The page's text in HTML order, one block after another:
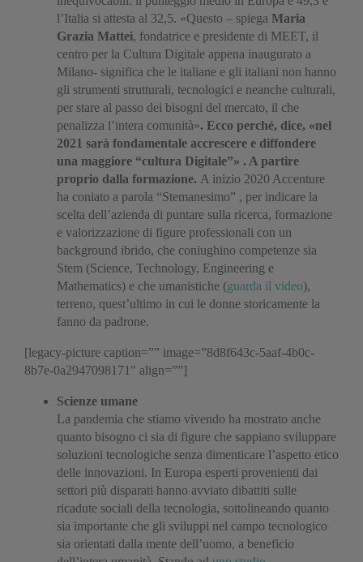
l’Italia si attesta al 32,5. «Questo – spiega Maria
Grazia Mattei, fondatrice e presidente di MEET, il
centro per la Cultura Digitale appena inaugurato a
Milano- significa che le italiane e gli italiani non hanno
gli strumenti strutturali, tecnologici e neanche culturali,
per stare al passo dei bisogni del mercato, il che
penalizza l’intera comunità». Ecco perché, dice, «nel
2021 sarà fondamentale accrescere e diffondere
una maggiore “cultura Digitale”» . A partire
proprio dalla formazione. A inizio 2020 Accenture
ha coniato a parola “Stemanesimo” , per indicare la
scelta dell’azienda di puntare sulla ricerca, formazione
e valorizzazione di figure professionali con un
background ibrido, che coniughino competenze sia
Stem (Science, Technology, Engineering e
Mathematics) e che umanistiche (guarda il video),
terreno, quest’ultimo in cui le donne storicamente la
fanno da padrone.
[legacy-picture caption=”” image=”8d8f643c-5aaf-4b0c-
8b7e-0a2947098171″ align=””]
Scienze umane
La pandemia che stiamo vivendo ha mostrato anche
quanto bisogno ci sia di figure che sappiano sviluppare
soluzioni tecnologiche senza dimenticare l’aspetto etico
delle innovazioni. In Europa esperti provenienti dai
settori più disparati hanno avviato dibattiti sulle
ricadute sociali della tecnologia, sottolineando quanto
sia importante che gli sviluppi nel campo tecnologico
sia orientati dalla mente dell’uomo, a beneficio